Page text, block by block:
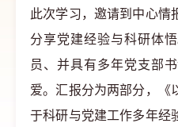
此次学习，邀请到中心情
分享党建经验与科研体
员、并具有多年党支部
爱。汇报分为两部分，《
于科研与党建工作多年经